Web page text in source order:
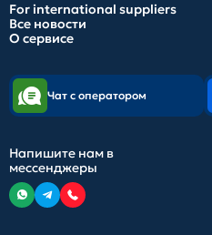
For international suppliers
Все новости
О сервисе
Чат с оператором
Напишите нам в
мессенджеры